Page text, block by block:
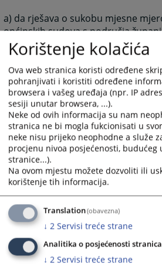
a) da rješava o sukobu mjesne
općinskih sudova s područja
b) da odlučuje o prijenosu mjesne
jednog općinskog suda na drugi
području Županije;
c) da odlučuje o brisanju osude i
sigurnosti i pravnih posljedica
sudske odluke;
d) da postupa po molbama za
zakonom;
e) da rješava o priznavanju odluka
stranih trgovinskih sudova i stranih
f) da pruža međunarodnu pravnu
predmetima i
g) da obavlja druge poslove
2937
Korištenje kolačića
Ova web stranica koristi određene
pohranjivati i koristiti određene
browsera i vašeg uređaja (npr. IP
sesiji unutar browsera, ...).
Neke od ovih informacija su nam
stranica ne bi mogla fukcionisati u
neke nisu prijeko neophodne a služe
procjenu nivoa posjećenosti, budućeg
stranice...).
Na ovom mjestu možete dozvoliti ili
korištenje tih informacija.
Translation(obavezna)
↓ 2 Servisi treće strane
Analitika o posjećenosti stranica
↓ 2 Servisi treće strane